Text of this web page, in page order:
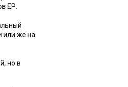
ЕР.
или же на
но в